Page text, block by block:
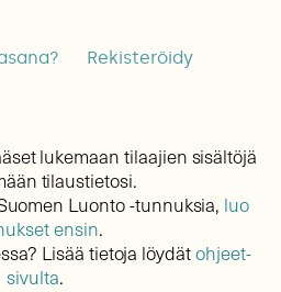
Rekisteröidy
lukemaan tilaajien sisältöjä
tilaustietosi.
Luonto -tunnuksia, luo
ensin.
Lisää tietoja löydätohjeet-
sivulta.